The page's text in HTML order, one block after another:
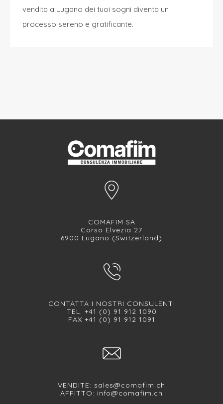
vendita a Lugano dei tuoi sogni diventa un
processo sereno e gratificante.
COMAFIM SA
Corso Elvezia 27
6900 Lugano (Switzerland)
CONTATTA I NOSTRI CONSULENTI
TEL. +41 (0) 91 912 1090
FAX +41 (0) 91 912 1091
VENDITE: sales@comafim.ch
AFFITTO: info@comafim.ch